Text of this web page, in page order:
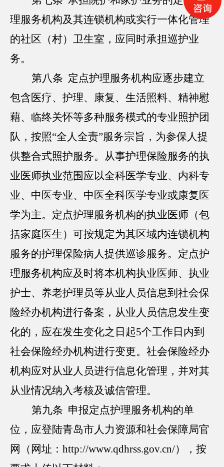
理服务机构及其连锁机构或实行一体化管理
的社区（村）卫生室，应同时承担巡护业
务。
第八条 定点护理服务机构应逐步建立
包含医疗、护理、康复、生活照料、精神慰
藉、临终关怀等多种服务模式的专业照护团
队，按照“全人全责”服务宗旨，为参保人提
供整合式照护服务。从事护理保险服务的执
业医师执业范围应以全科医学专业、内科专
业、中医专业、中医全科医学专业或康复医
学为主。定点护理服务机构的执业医师（包
括家庭医生）可按规定为其区域内连锁机构
服务的护理保险病人提供巡诊服务。定点护
理服务机构应及时将本机构执业医师、执业
护士、养老护理员等从业人员信息到社会保
险经办机构进行备案，从业人员信息发生变
化的，应在发生变化之日起5个工作日内到
社会保险经办机构进行变更。社会保险经办
机构应对从业人员进行信息化管理，并对其
从业情况纳入考核及诚信管理。
第九条 申报定点护理服务机构的单
位，应登陆青岛市人力资源和社会保障局官
网（网址：http://www.qdhrss.gov.cn/），按